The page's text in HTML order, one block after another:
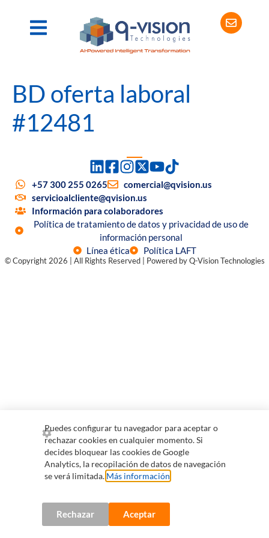
BD oferta laboral
#12481
+57 300 255 0265
comercial@qvision.us
servicioalcliente@qvision.us
Información para colaboradores
Política de tratamiento de datos y privacidad de uso de
información personal
Línea ética
Política LAFT
© Copyright 2026 | All Rights Reserved | Powered by Q-Vision Technologies
Puedes configurar tu navegador para aceptar o
rechazar cookies en cualquier momento. Si
decides bloquear las cookies de Google
Analytics, la recopilación de datos de navegación
se verá limitada. Más información
Rechazar Aceptar